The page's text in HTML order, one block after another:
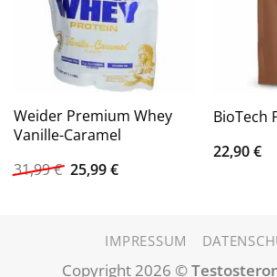
Weider Premium Whey
Vanille-Caramel
31,99€ Ursprünglicher
Preis
25,99€Aktueller
BioTech
22,90€
IMPRESSUM
Copyright 2026 ©